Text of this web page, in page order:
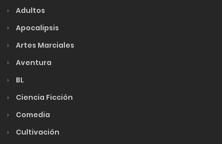
Adultos
Apocalipsis
Artes Marciales
Aventura
BL
Ciencia Ficción
Comedia
Cultivación